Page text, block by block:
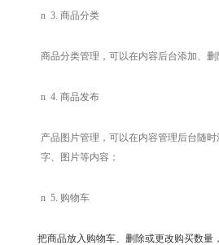
n 3.商品分类
商品分类管理，可以在内容后台添加、
n 4.商品发布
产品图片管理，可以在内容管理后台随
字、图片等内容 ；
n 5. 购物车
把商品放入购物车、删除或更改购买数量